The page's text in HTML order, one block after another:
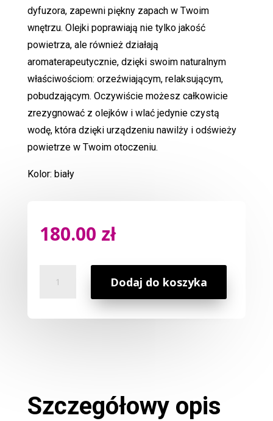
dyfuzora, zapewni piękny zapach w Twoim
wnętrzu. Olejki poprawiają nie tylko jakość
powietrza, ale również działają
aromaterapeutycznie, dzięki swoim naturalnym
właściwościom: orzeźwiającym, relaksującym,
pobudzającym. Oczywiście możesz całkowicie
zrezygnować z olejków i wlać jedynie czystą
wodę, która dzięki urządzeniu nawilży i odświeży
powietrze w Twoim otoczeniu.
Kolor: biały
180.00 zł
Dyfuzor
Dodaj do koszyka
Szczegółowy opis